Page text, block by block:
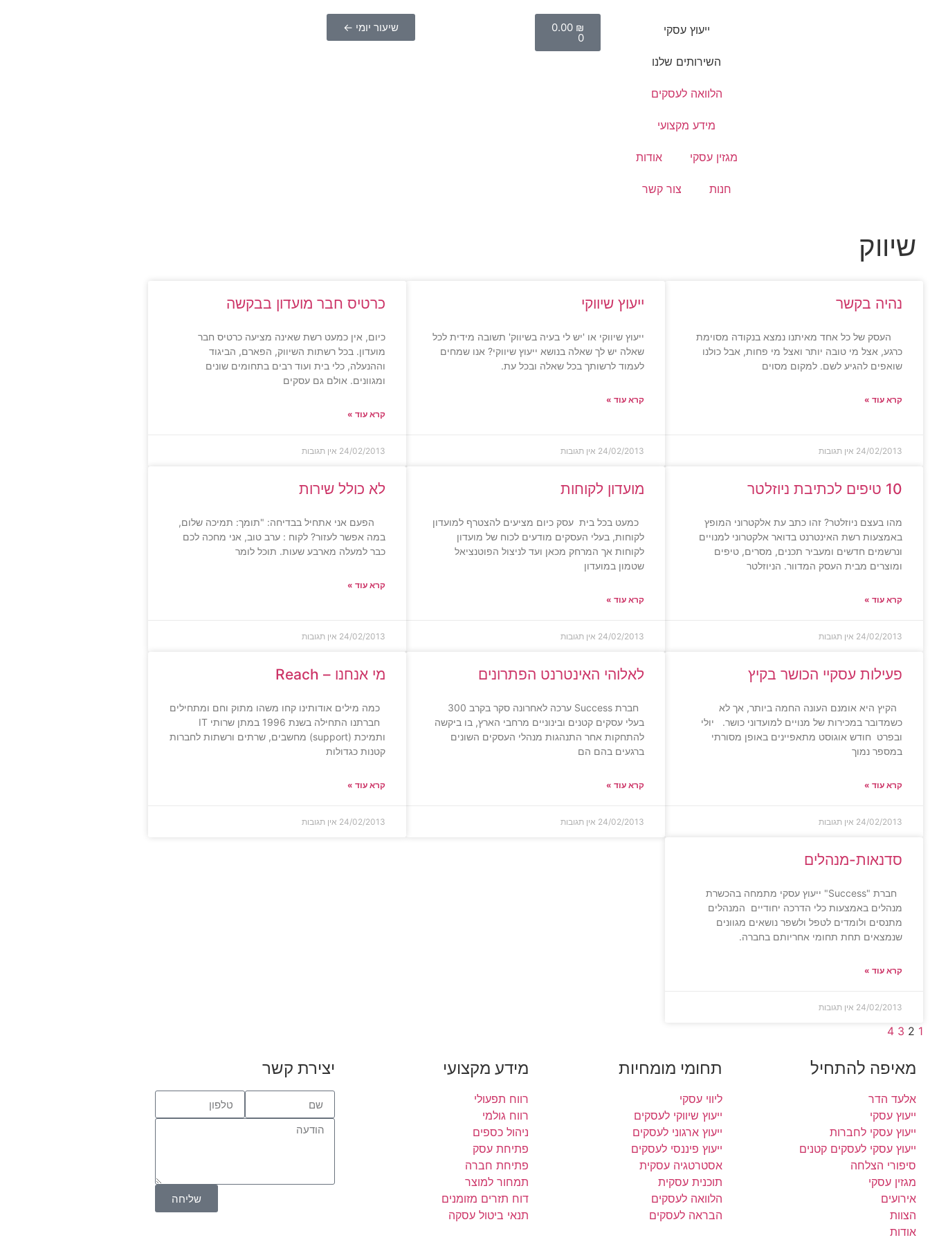
ייעוץ עסקי
השירותים שלנו
הלוואה לעסקים
מידע מקצועי
מגזין עסקי אודות
חנות צור קשר
0.00 ₪
0
שיעור יומי ←
שיווק
נהיה בקשר
העסק של כל אחד מאיתנו נמצא בנקודה מסוימת
כרגע, אצל מי טובה יותר ואצל מי פחות, אבל כולנו
שואפים להגיע לשם. למקום מסוים
קרא עוד »
24/02/2013 אין תגובות
ייעוץ שיווקי
ייעוץ שיווקי או 'יש לי בעיה בשיווק' תשובה מידית לכל
שאלה יש לך שאלה בנושא ייעוץ שיווקי? אנו שמחים
לעמוד לרשותך בכל שאלה ובכל עת.
קרא עוד »
24/02/2013 אין תגובות
כרטיס חבר מועדון בבקשה
כיום, אין כמעט רשת שאינה מציעה כרטיס חבר
מועדון. בכל רשתות השיווק, הפארם, הביגוד
וההנעלה, כלי בית ועוד רבים בתחומים שונים
ומגוונים. אולם גם עסקים
קרא עוד »
24/02/2013 אין תגובות
10 טיפים לכתיבת ניוזלטר
מהו בעצם ניוזלטר? זהו כתב עת אלקטרוני המופץ
באמצעות רשת האינטרנט בדואר אלקטרוני למנויים
ונרשמים חדשים ומעביר תכנים, מסרים, טיפים
ומוצרים מבית העסק המדוור. הניוזלטר
קרא עוד »
24/02/2013 אין תגובות
מועדון לקוחות
כמעט בכל בית עסק כיום מציעים להצטרף למועדון
לקוחות, בעלי העסקים מודעים לכוח של מועדון
לקוחות אך המרחק מכאן ועד לניצול הפוטנציאל
שטמון במועדון
קרא עוד »
24/02/2013 אין תגובות
לא כולל שירות
הפעם אני אתחיל בבדיחה: "תומך: תמיכה שלום,
במה אפשר לעזור? לקוח : ערב טוב, אני מחכה לכם
כבר למעלה מארבע שעות. תוכל לומר
קרא עוד »
24/02/2013 אין תגובות
פעילות עסקיי הכושר בקיץ
הקיץ היא אומנם העונה החמה ביותר, אך לא
כשמדובר במכירות של מנויים למועדוני כושר. יולי
ובפרט חודש אוגוסט מתאפיינים באופן מסורתי
במספר נמוך
קרא עוד »
24/02/2013 אין תגובות
לאלוהי האינטרנט הפתרונים
חברת Success ערכה לאחרונה סקר בקרב 300
בעלי עסקים קטנים ובינוניים מרחבי הארץ, בו ביקשה
להתחקות אחר התנהגות מנהלי העסקים השונים
ברגעים בהם הם
קרא עוד »
24/02/2013 אין תגובות
מי אנחנו – Reach
כמה מילים אודותינו קחו משהו מתוק וחם ומתחילים
חברתנו התחילה בשנת 1996 במתן שרותי IT
ותמיכת (support) מחשבים, שרתים ורשתות לחברות
קטנות כגדולות
קרא עוד »
24/02/2013 אין תגובות
סדנאות-מנהלים
חברת "Success" ייעוץ עסקי מתמחה בהכשרת
מנהלים באמצעות כלי הדרכה יחודיים המנהלים
מתנסים ולומדים לטפל ולשפר נושאים מגוונים
שנמצאים תחת תחומי אחריותם בחברה.
קרא עוד »
24/02/2013 אין תגובות
1
2
3
4
מאיפה להתחיל
אלעד הדר
ייעוץ עסקי
ייעוץ עסקי לחברות
ייעוץ עסקי לעסקים קטנים
סיפורי הצלחה
מגזין עסקי
אירועים
הצוות
אודות
תחומי מומחיות
ליווי עסקי
ייעוץ שיווקי לעסקים
ייעוץ ארגוני לעסקים
ייעוץ פיננסי לעסקים
אסטרטגיה עסקית
תוכנית עסקית
הלוואה לעסקים
הבראה לעסקים
מידע מקצועי
רווח תפעולי
רווח גולמי
ניהול כספים
פתיחת עסק
פתיחת חברה
תמחור למוצר
דוח תזרים מזומנים
תנאי ביטול עסקה
יצירת קשר
שליחה